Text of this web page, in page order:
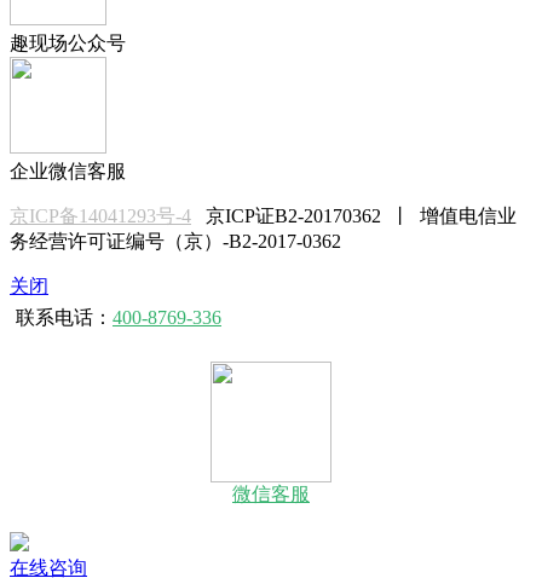
趣现场公众号
企业微信客服
京ICP备14041293号-4 京ICP证B2-20170362 丨 增值电信业
务经营许可证编号（京）-B2-2017-0362
关闭
联系电话： 400-8769-336
微信客服
在线咨询